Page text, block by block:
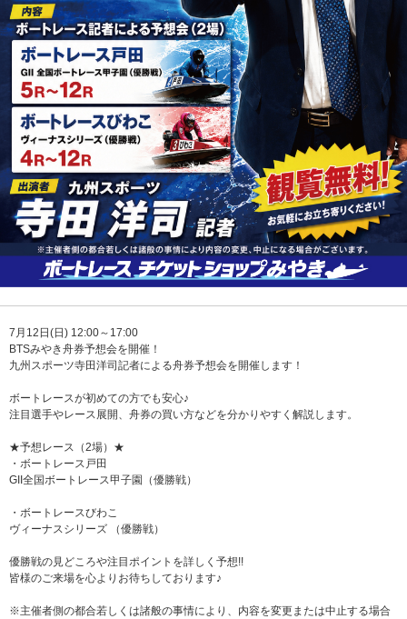
7月12日(日) 12:00～17:00
BTSみやき舟券予想会を開催！
九州スポーツ寺田洋司記者による舟券予想会を開催します！
ボートレースが初めての方でも安心♪
注目選手やレース展開、舟券の買い方などを分かりやすく解説します。
★予想レース（2場）★
・ボートレース戸田
GII全国ボートレース甲子園（優勝戦）
・ボートレースびわこ
ヴィーナスシリーズ （優勝戦）
優勝戦の見どころや注目ポイントを詳しく予想!!
皆様のご来場を心よりお待ちしております♪
※主催者側の都合若しくは諸般の事情により、内容を変更または中止する場合